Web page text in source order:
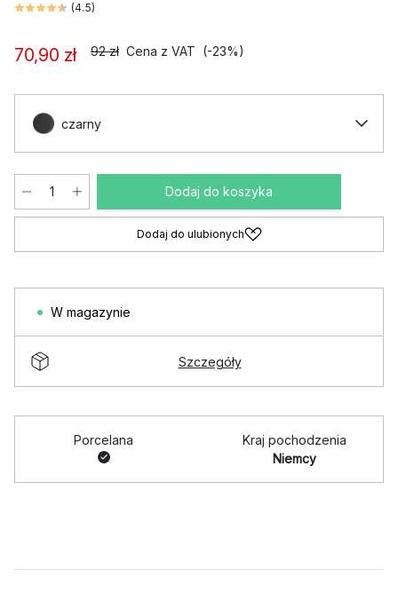
(4.5)
70,90 zł 92 zł Cena z VAT (-23%)
czarny
Dodaj do koszyka
Dodaj do ulubionych
W magazynie
Szczegóły
Porcelana
Kraj pochodzenia
Niemcy